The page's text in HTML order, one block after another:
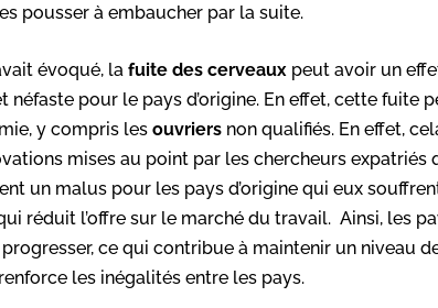
pousser à embaucher par la suite.
évoqué, la fuite des cerveaux peut avoir un
néfaste pour le pays d’origine. En effet, cette fuite
y compris les ouvriers non qualifiés. En effet,
mises au point par les chercheurs expatriés
un malus pour les pays d’origine qui eux
réduit l’offre sur le marché du travail. Ainsi, les
ce qui contribue à maintenir un niveau
les inégalités entre les pays.